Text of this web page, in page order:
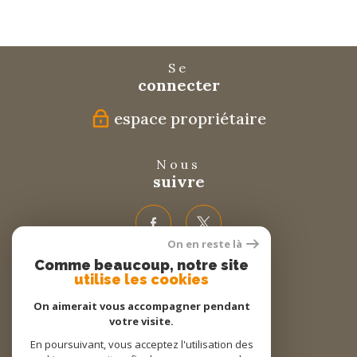
Se
connecter
espace propriétaire
Nous
suivre
Nous
On en reste là
Comme beaucoup, notre site
utilise les cookies
On aimerait vous accompagner pendant
votre visite.
En poursuivant, vous acceptez l'utilisation des